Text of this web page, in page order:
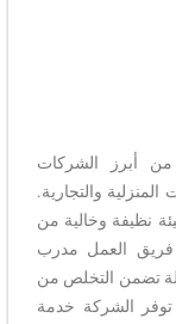
أبرز الشركات
والتجارية.
نظيفة وخالية من
فريق العمل مدرب
تضمن التخلص من
الشركة خدمة